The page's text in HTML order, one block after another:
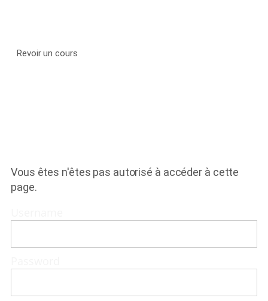
Revoir un cours
Vous êtes n'êtes pas autorisé à accéder à cette
page.